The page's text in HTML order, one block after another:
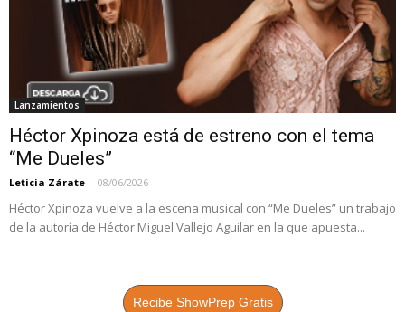
Lanzamientos
Héctor Xpinoza está de estreno con el tema
“Me Dueles”
Leticia Zárate - 08/06/2026
Héctor Xpinoza vuelve a la escena musical con “Me Dueles” un trabajo
de la autoría de Héctor Miguel Vallejo Aguilar en la que apuesta...
Recibe ShowPrep Gratis